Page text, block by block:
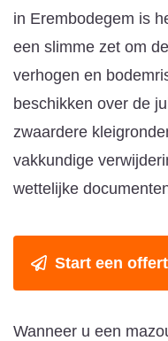
in Erembodegem is
een slimme zet om
verhogen en
beschikken over de
zwaardere
vakkundige
wettelijke
Start een
Wanneer u een